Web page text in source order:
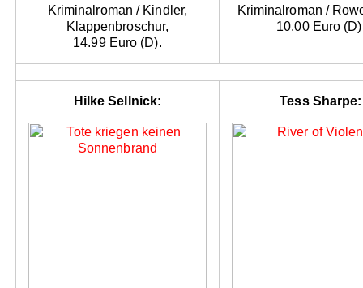
Kriminalroman / Kindler,
Klappenbroschur,
14.99 Euro (D).
Kriminalroman /
10.00 Euro
Hilke Sellnick: Tess Sharpe: